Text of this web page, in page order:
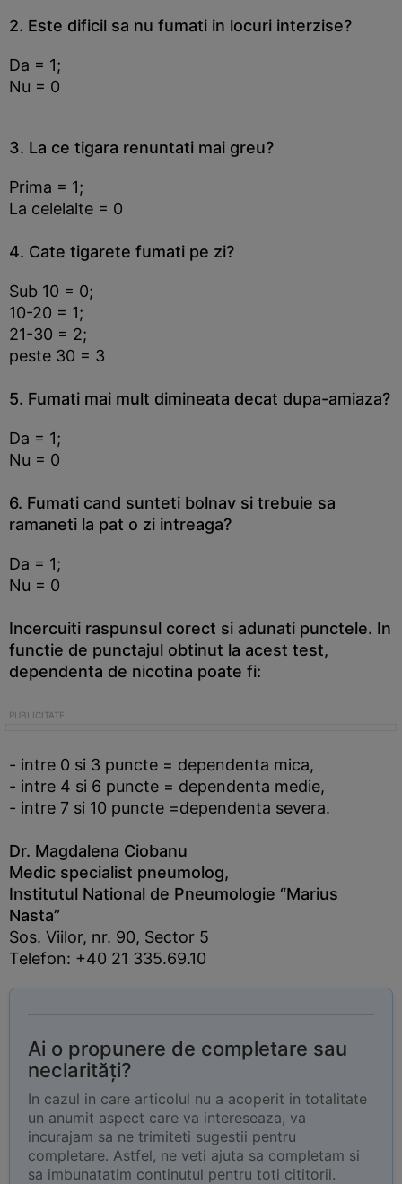
2. Este dificil sa nu fumati in locuri interzise?
Da = 1;
Nu = 0
3. La ce tigara renuntati mai greu?
Prima = 1;
La celelalte = 0
4. Cate tigarete fumati pe zi?
Sub 10 = 0;
10-20 = 1;
21-30 = 2;
peste 30 = 3
5. Fumati mai mult dimineata decat dupa-amiaza?
Da = 1;
Nu = 0
6. Fumati cand sunteti bolnav si trebuie sa
ramaneti la pat o zi intreaga?
Da = 1;
Nu = 0
Incercuiti raspunsul corect si adunati punctele. In
functie de punctajul obtinut la acest test,
dependenta de nicotina poate fi:
- intre 0 si 3 puncte = dependenta mica,
- intre 4 si 6 puncte = dependenta medie,
- intre 7 si 10 puncte =dependenta severa.
Dr. Magdalena Ciobanu
Medic specialist pneumolog,
Institutul National de Pneumologie “Marius
Nasta”
Sos. Viilor, nr. 90, Sector 5
Telefon: +40 21 335.69.10
Ai o propunere de completare sau
neclarități?
In cazul in care articolul nu a acoperit in totalitate
un anumit aspect care va intereseaza, va
incurajam sa ne trimiteti sugestii pentru
completare. Astfel, ne veti ajuta sa completam si
sa imbunatatim continutul pentru toti cititorii.